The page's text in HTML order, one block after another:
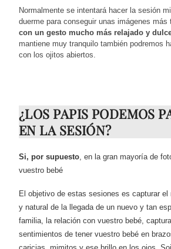
Normalmente se intentará hacer la sesión
duerme para conseguir unas imágenes
con un gesto mucho más relajado y
mantiene muy tranquilo también podremos
con los ojitos abiertos.
¿LOS PAPIS PODEMOS
EN LA SESIÓN?
Si, por supuesto , en la gran mayoría de
vuestro bebé
El objetivo de estas sesiones es capturar
y natural de la llegada de un nuevo y tan
familia, la relación con vuestro bebé,
sentimientos de tener vuestro bebé en